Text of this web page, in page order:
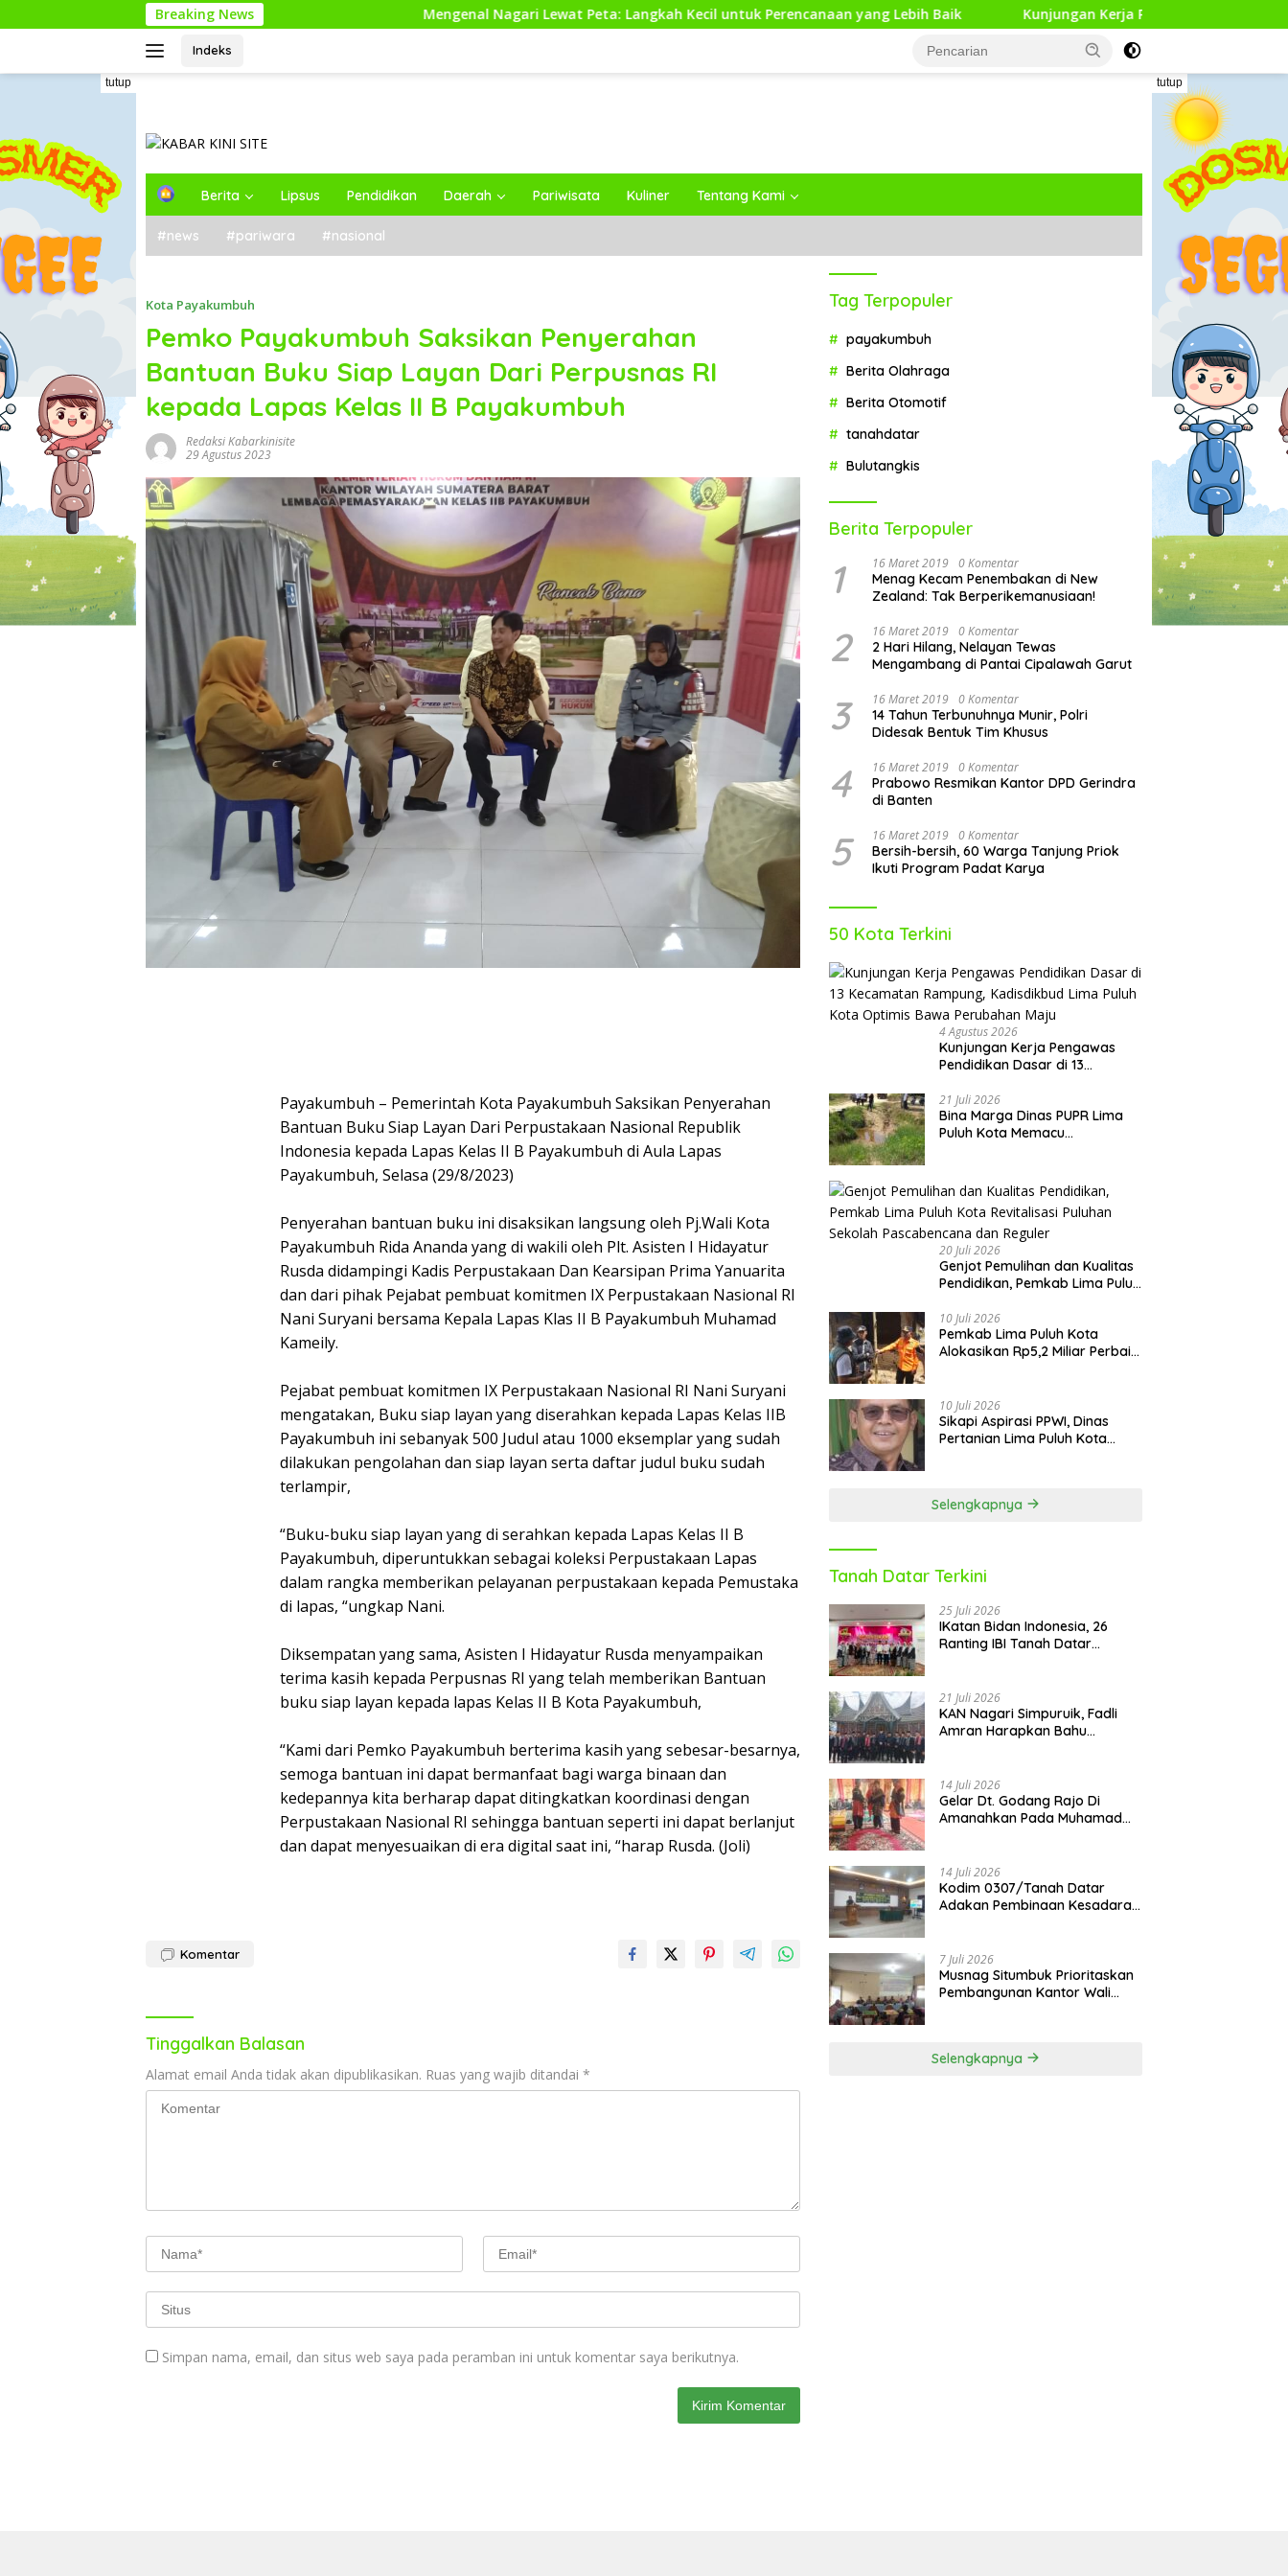
ke
Breaking News Mengenal Nagari Lewat Peta: Langkah Kecil untuk Perencanaan yang Lebih Baik Kunjungan Kerja Pengawas Pendidikan Dasar di 13
Indeks
tutup tutup
H
e
Berita Lipsus Pendidikan Daerah Pariwisata Kuliner Tentang Kami
#news #pariwara #nasional
Kota Payakumbuh
Pemko Payakumbuh Saksikan Penyerahan
Bantuan Buku Siap Layan Dari Perpusnas RI
kepada Lapas Kelas II B Payakumbuh
Redaksi Kabarkinisite
29 Agustus 2023
Payakumbuh – Pemerintah Kota Payakumbuh Saksikan Penyerahan
Bantuan Buku Siap Layan Dari Perpustakaan Nasional Republik
Indonesia kepada Lapas Kelas II B Payakumbuh di Aula Lapas
Payakumbuh, Selasa (29/8/2023)
Penyerahan bantuan buku ini disaksikan langsung oleh Pj.Wali Kota
Payakumbuh Rida Ananda yang di wakili oleh Plt. Asisten I Hidayatur
Rusda didampingi Kadis Perpustakaan Dan Kearsipan Prima Yanuarita
dan dari pihak Pejabat pembuat komitmen IX Perpustakaan Nasional RI
Nani Suryani bersama Kepala Lapas Klas II B Payakumbuh Muhamad
Kameily.
Pejabat pembuat komitmen IX Perpustakaan Nasional RI Nani Suryani
mengatakan, Buku siap layan yang diserahkan kepada Lapas Kelas IIB
Payakumbuh ini sebanyak 500 Judul atau 1000 eksemplar yang sudah
dilakukan pengolahan dan siap layan serta daftar judul buku sudah
terlampir,
“Buku-buku siap layan yang di serahkan kepada Lapas Kelas II B
Payakumbuh, diperuntukkan sebagai koleksi Perpustakaan Lapas
dalam rangka memberikan pelayanan perpustakaan kepada Pemustaka
di lapas, “ungkap Nani.
Diksempatan yang sama, Asisten I Hidayatur Rusda menyampaikan
terima kasih kepada Perpusnas RI yang telah memberikan Bantuan
buku siap layan kepada lapas Kelas II B Kota Payakumbuh,
“Kami dari Pemko Payakumbuh berterima kasih yang sebesar-besarnya,
semoga bantuan ini dapat bermanfaat bagi warga binaan dan
kedepannya kita berharap dapat ditingkatkan koordinasi dengan
Perpustakaan Nasional RI sehingga bantuan seperti ini dapat berlanjut
dan dapat menyesuaikan di era digital saat ini, “harap Rusda. (Joli)
Komentar
Tinggalkan Balasan
Alamat email Anda tidak akan dipublikasikan. Ruas yang wajib ditandai *
Simpan nama, email, dan situs web saya pada peramban ini untuk komentar saya berikutnya.
Tag Terpopuler
payakumbuh
Berita Olahraga
Berita Otomotif
tanahdatar
Bulutangkis
Berita Terpopuler
1 16 Maret 2019 0 Komentar
Menag Kecam Penembakan di New
Zealand: Tak Berperikemanusiaan!
2 16 Maret 2019 0 Komentar
2 Hari Hilang, Nelayan Tewas
Mengambang di Pantai Cipalawah Garut
3 16 Maret 2019 0 Komentar
14 Tahun Terbunuhnya Munir, Polri
Didesak Bentuk Tim Khusus
4 16 Maret 2019 0 Komentar
Prabowo Resmikan Kantor DPD Gerindra
di Banten
5 16 Maret 2019 0 Komentar
Bersih-bersih, 60 Warga Tanjung Priok
Ikuti Program Padat Karya
50 Kota Terkini
4 Agustus 2026
Kunjungan Kerja Pengawas
Pendidikan Dasar di 13
Kadisdikbud Lima Puluh Kota
Optimis Bawa Perubahan Maju
21 Juli 2026
Bina Marga Dinas PUPR Lima
Puluh Kota Memacu
Oktober
20 Juli 2026
Genjot Pemulihan dan Kualitas
Pendidikan, Pemkab Lima Puluh
Sekolah Pascabencana dan
Reguler
10 Juli 2026
Pemkab Lima Puluh Kota
Alokasikan Rp5,2 Miliar Perbaiki
10 Juli 2026
Sikapi Aspirasi PPWI, Dinas
Pertanian Lima Puluh Kota
Selengkapnya
Tanah Datar Terkini
25 Juli 2026
IKatan Bidan Indonesia, 26
Ranting IBI Tanah Datar
21 Juli 2026
KAN Nagari Simpuruik, Fadli
Amran Harapkan Bahu
14 Juli 2026
Gelar Dt. Godang Rajo Di
Amanahkan Pada Muhamad
14 Juli 2026
Kodim 0307/Tanah Datar
Adakan Pembinaan Kesadaran
7 Juli 2026
Musnag Situmbuk Prioritaskan
Pembangunan Kantor Wali
Selengkapnya